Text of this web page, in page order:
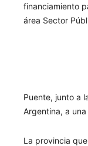
financiamiento
área Sector
Puente, junto a
Argentina, a
La provincia